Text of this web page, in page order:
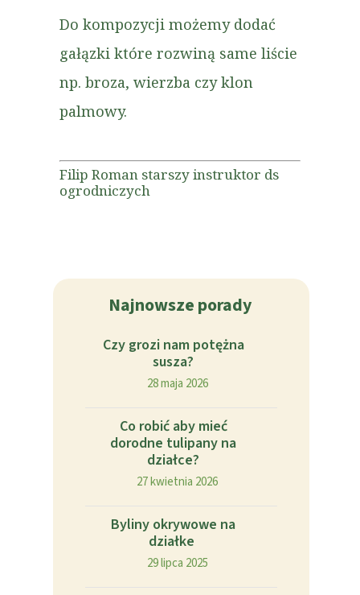
Najnowsze porady
Czy grozi nam potężna
susza?
28 maja 2026
Co robić aby mieć
dorodne tulipany na
działce?
27 kwietnia 2026
Byliny okrywowe na
działke
29 lipca 2025
Do kompozycji możemy dodać
gałązki które rozwiną same liście
np. broza, wierzba czy klon
palmowy.
Filip Roman starszy instruktor ds
ogrodniczych